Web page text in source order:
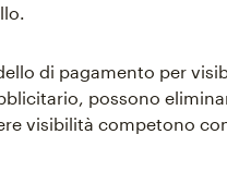
di pagamento per
possono
visibilità competono